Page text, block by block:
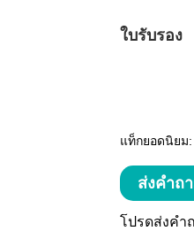
ใบรับรอง
แท็กยอดนิยม:
ส่งคำถ
โปรดส่งคำ